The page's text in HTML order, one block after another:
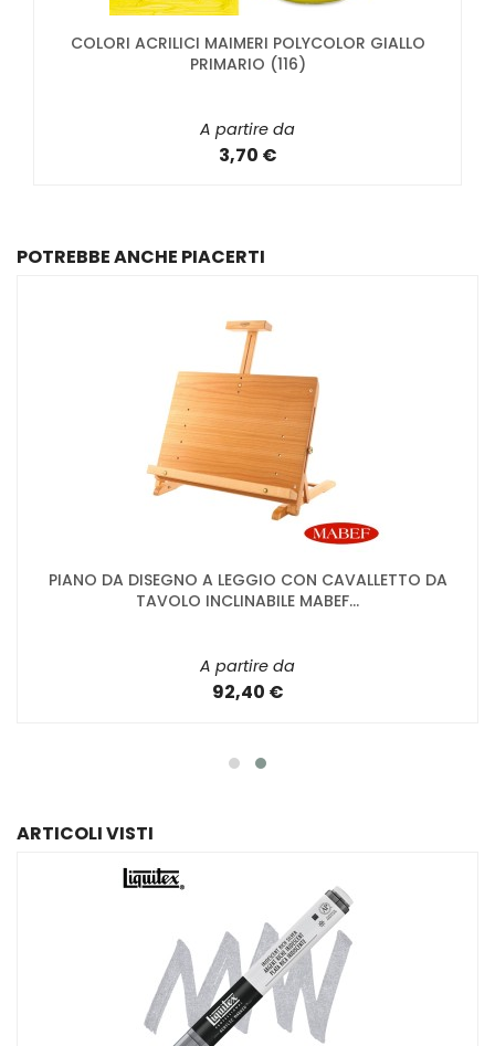
COLORI ACRILICI MAIMERI POLYCOLOR GIALLO
PRIMARIO (116)
A partire da
3,70 €
POTREBBE ANCHE PIACERTI
PIANO DA DISEGNO A LEGGIO CON CAVALLETTO DA
TAVOLO INCLINABILE MABEF...
A partire da
92,40 €
ARTICOLI VISTI